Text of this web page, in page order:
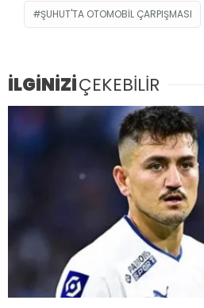
ŞUHUT'TA OTOMOBIL ÇARPIŞMASI
İLGİNİZİÇEKEBİLİR